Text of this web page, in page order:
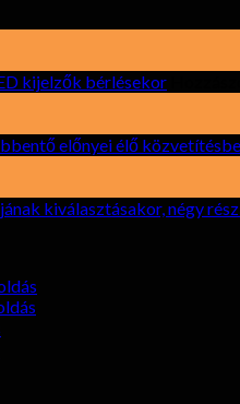
kijelzők bérlésekor
előnyei élő
kiválasztásakor, négy